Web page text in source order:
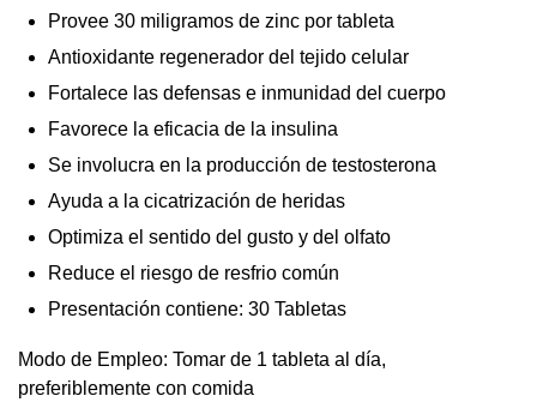
Provee 30 miligramos de zinc por tableta
Antioxidante regenerador del tejido celular
Fortalece las defensas e inmunidad del cuerpo
Favorece la eficacia de la insulina
Se involucra en la producción de testosterona
Ayuda a la cicatrización de heridas
Optimiza el sentido del gusto y del olfato
Reduce el riesgo de resfrio común
Presentación contiene: 30 Tabletas
Modo de Empleo: Tomar de 1 tableta al día,
preferiblemente con comida